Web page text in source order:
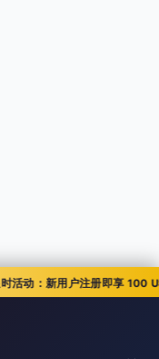
reserved.
动：新用户注册即享 100